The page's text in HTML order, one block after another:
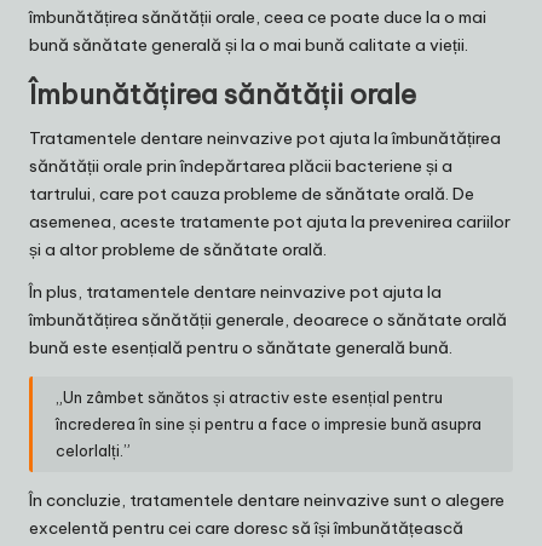
îmbunătățirea sănătății orale, ceea ce poate duce la o mai
bună sănătate generală și la o mai bună calitate a vieții.
Îmbunătățirea sănătății orale
Tratamentele dentare neinvazive pot ajuta la îmbunătățirea
sănătății orale prin îndepărtarea plăcii bacteriene și a
tartrului, care pot cauza probleme de sănătate orală. De
asemenea, aceste tratamente pot ajuta la prevenirea cariilor
și a altor probleme de sănătate orală.
În plus, tratamentele dentare neinvazive pot ajuta la
îmbunătățirea sănătății generale, deoarece o sănătate orală
bună este esențială pentru o sănătate generală bună.
„Un zâmbet sănătos și atractiv este esențial pentru
încrederea în sine și pentru a face o impresie bună asupra
celorlalți.”
În concluzie, tratamentele dentare neinvazive sunt o alegere
excelentă pentru cei care doresc să își îmbunătățească